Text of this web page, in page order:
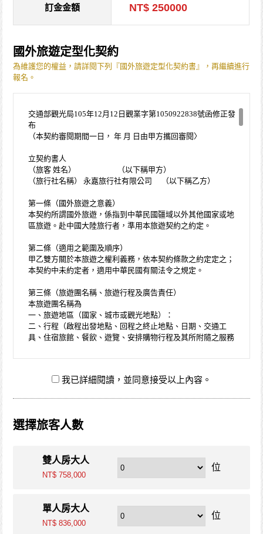
訂金金額 NT$ 250000
國外旅遊定型化契約
為維護您的權益，請詳閱下列『國外旅遊定型化契約書』，再繼續進行
報名。
交通部觀光局105年12月12日觀業字第1050922838號函修正發
布
（本契約審閱期間一日， 年 月 日由甲方攜回審閱〉
立契約書人
（旅客 姓名） （以下稱甲方）
（旅行社名稱） 永嘉旅行社有限公司 （以下稱乙方）
第一條（國外旅遊之意義）
本契約所謂國外旅遊，係指到中華民國疆域以外其他國家或地
區旅遊。赴中國大陸旅行者，準用本旅遊契約之約定。
第二條（適用之範圍及順序）
甲乙雙方關於本旅遊之權利義務，依本契約條款之約定定之；
本契約中未約定者，適用中華民國有關法令之規定。
第三條（旅遊團名稱、旅遊行程及廣告責任）
本旅遊團名稱為
一、旅遊地區（國家、城市或觀光地點）：
二、行程（啟程出發地點、回程之終止地點、日期、交通工
具、住宿旅館、餐飲、遊覽、安排購物行程及其所附隨之服務
與本契約有關之附件、廣告、宣傳文件、行程表或說明會之說
實，對甲方所負之義務不得低於廣告之內容。
方之內容為準。
_______分於______________準時集合出發。甲方未準時到約
定地點集合致未能出發，亦未能中途加入旅遊者，視為甲方任
第五條（旅遊費用及付款方式）
旅遊費用：________________。除雙方有特別約定者外，甲
我已詳細閱讀，並同意接受以上內容。
選擇旅客人數
雙人房大人
NT$ 758,000
位
單人房大人
NT$ 836,000
位